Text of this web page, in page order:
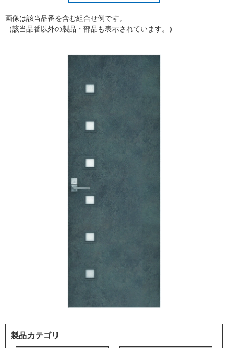
画像は該当品番を含む組合せ例です。
（該当品番以外の製品・部品も表示されています。）
製品カテゴリ